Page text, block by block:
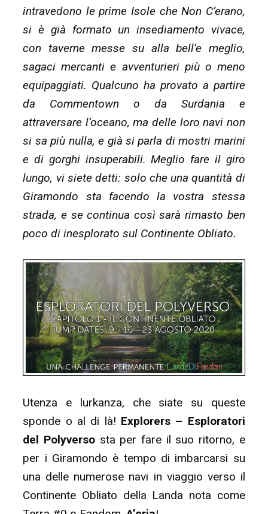
intravedono le prime Isole che Non C’erano,
si è già formato un insediamento vivace,
con taverne messe su alla bell’e meglio,
sagaci mercanti e avventurieri più o meno
equipaggiati. Qualcuno ha provato a partire
da Commentown o da Surdania e
attraversare l’oceano, ma delle loro navi non
si sa più nulla, e già si parla di mostri marini
e di gorghi insuperabili. Meglio fare il giro
lungo, vi siete detti: solo che una quantità di
Giramondo sta facendo la vostra stessa
strada, e se continua così sarà rimasto ben
poco di inesplorato sul Continente Obliato.
Utenza e lurkanza, che siate su queste
sponde o al di là! Explorers – Esploratori
del Polyverso sta per fare il suo ritorno, e
per i Giramondo è tempo di imbarcarsi su
una delle numerose navi in viaggio verso il
Continente Obliato della Landa nota come